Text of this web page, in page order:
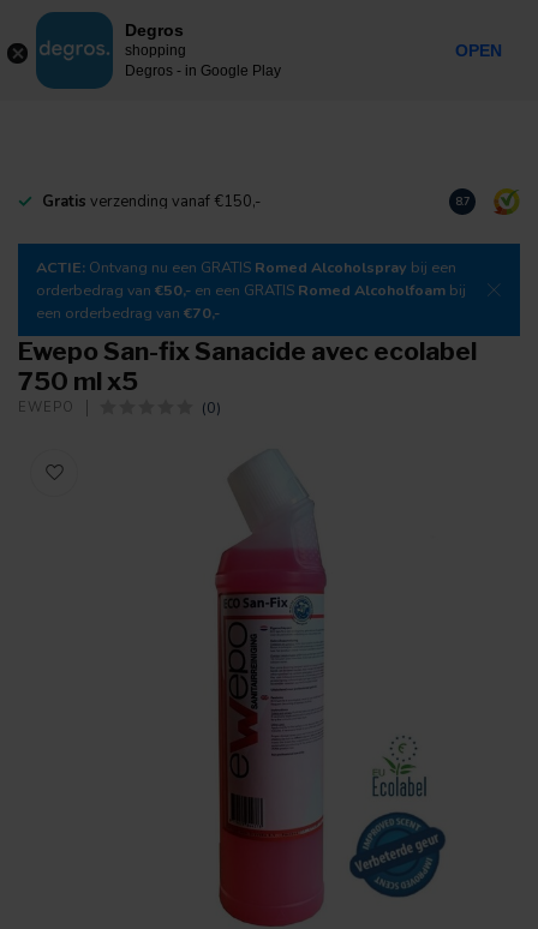
MENU
Gratis verzending vanaf €150,- Téléchargez
8.7
ACTIE: Ontvang nu een GRATIS Romed Alcoholspray bij een
orderbedrag van €50,- en een GRATIS Romed Alcoholfoam bij
een orderbedrag van €70,-
Ewepo San-fix Sanacide avec ecolabel
750 ml x5
EWEPO (0)
Degros
shopping
Degros - in Google Play
OPEN